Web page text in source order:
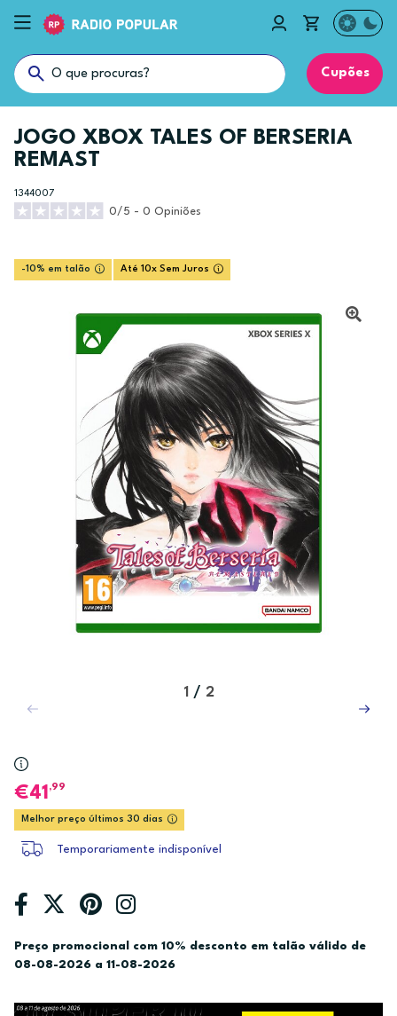
Cupões
JOGO XBOX TALES OF BERSERIA
REMAST
1344007
0/5 - 0 Opiniões
-10% em talão Até 10x Sem Juros
1 / 2
41 ,99
Melhor preço últimos 30 dias
Temporariamente indisponível
Preço promocional com 10% desconto em talão válido de
08-08-2026 a 11-08-2026